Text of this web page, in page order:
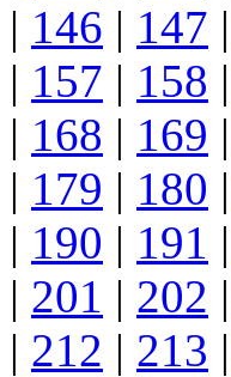
| 146 | 147 |
| 157 | 158 |
| 168 | 169 |
| 179 | 180 |
| 190 | 191 |
| 201 | 202 |
| 212 | 213 |